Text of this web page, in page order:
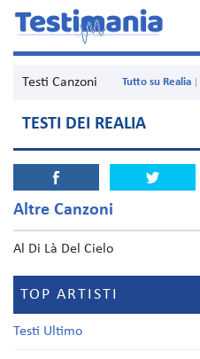
Testi Canzoni Tutto su Realia
TESTI DEI REALIA
Altre Canzoni
Al Di Là Del Cielo
TOP ARTISTI
Testi Ultimo